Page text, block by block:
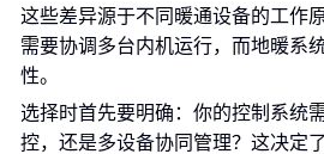
这些差异源于不同暖通设备的工作
需要协调多台内机运行，而地暖系
性。
选择时首先要明确：你的控制系统
控，还是多设备协同管理？这决定